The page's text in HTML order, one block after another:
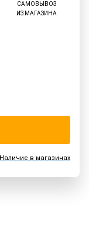
САМОВЫВОЗ
ИЗ МАГАЗИНА
Наличие в магазинах